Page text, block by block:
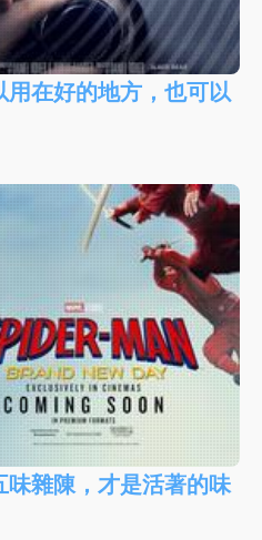
用在好的地方，也可以
味雜陳，才是活著的味